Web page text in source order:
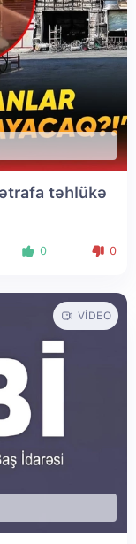
təhlükə
0 0
VIDEO